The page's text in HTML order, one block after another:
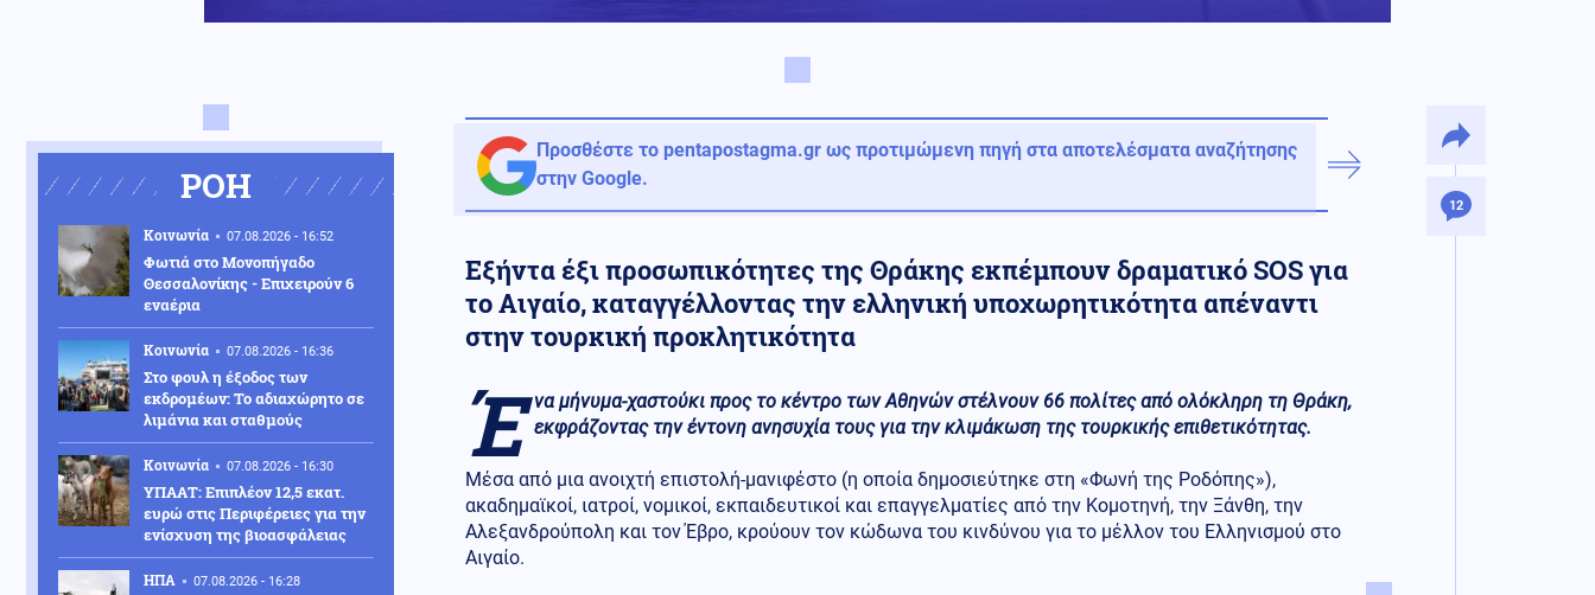
12
Προσθέστε το pentapostagma.gr ως προτιμώμενη πηγή στα αποτελέσματα αναζήτησης
στην Google.
Εξήντα έξι προσωπικότητες της Θράκης εκπέμπουν δραματικό SOS για
το Αιγαίο, καταγγέλλοντας την ελληνική υποχωρητικότητα απέναντι
στην τουρκική προκλητικότητα
Έ να μήνυμα-χαστούκι προς το κέντρο των Αθηνών στέλνουν 66 πολίτες από ολόκληρη τη Θράκη,
εκφράζοντας την έντονη ανησυχία τους για την κλιμάκωση της τουρκικής επιθετικότητας.
Μέσα από μια ανοιχτή επιστολή-μανιφέστο (η οποία δημοσιεύτηκε στη «Φωνή της Ροδόπης»),
ακαδημαϊκοί, ιατροί, νομικοί, εκπαιδευτικοί και επαγγελματίες από την Κομοτηνή, την Ξάνθη, την
Αλεξανδρούπολη και τον Έβρο, κρούουν τον κώδωνα του κινδύνου για το μέλλον του Ελληνισμού στο
Αιγαίο.
ΡΟΗ
Κοινωνία 07.08.2026 - 16:52
Φωτιά στο Μονοπήγαδο
Θεσσαλονίκης - Επιχειρούν 6
εναέρια
Κοινωνία 07.08.2026 - 16:36
Στο φουλ η έξοδος των
εκδρομέων: Το αδιαχώρητο σε
λιμάνια και σταθμούς
Κοινωνία 07.08.2026 - 16:30
ΥΠΑΑΤ: Επιπλέον 12,5 εκατ.
ευρώ στις Περιφέρειες για την
ενίσχυση της βιοασφάλειας
ΗΠΑ 07.08.2026 - 16:28